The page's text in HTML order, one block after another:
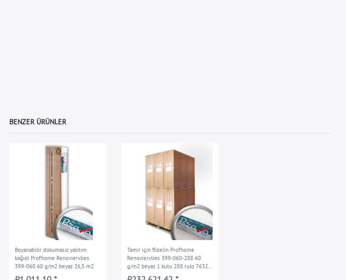
BENZER ÜRÜNLER
Boyanabilir dokumasız yalıtım
kağıdı Profhome Renoviervlies
399-060 60 g/m2 beyaz 26,5 m2
Tamir için flizelin Profhome
Renoviervlies 399-060-288 60
g/m2 beyaz 1 kutu 288 rulo 7632
m2